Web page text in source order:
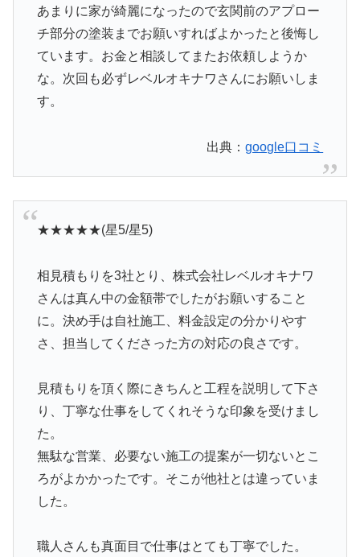
あまりに家が綺麗になったので玄関前のアプロー
チ部分の塗装までお願いすればよかったと後悔し
ています。お金と相談してまたお依頼しようか
な。次回も必ずレベルオキナワさんにお願いしま
す。
出典：google口コミ
★★★★★(星5/星5)
相見積もりを3社とり、株式会社レベルオキナワ
さんは真ん中の金額帯でしたがお願いすること
に。決め手は自社施工、料金設定の分かりやす
さ、担当してくださった方の対応の良さです。
見積もりを頂く際にきちんと工程を説明して下さ
り、丁寧な仕事をしてくれそうな印象を受けまし
た。
無駄な営業、必要ない施工の提案が一切ないとこ
ろがよかかったです。そこが他社とは違っていま
した。
職人さんも真面目で仕事はとても丁寧でした。